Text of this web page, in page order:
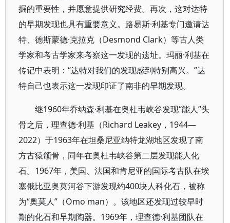
掘的重要性，并愿意提供研究经费。再次，这对达特
的早期发现也具有重要意义。路易斯·利基专门邀请达
特、德斯蒙德·克拉克（Desmond Clark）等古人类
学家和考古学家来考察这一发现的遗址。玛丽·利基在
传记中表明：“达特对我们的发现感到特别高兴。”达
特自己也表示这一发现印证了南非的早期发现。
继1960年乔纳森·利基在奥杜韦峡谷发现“能人”头
骨之后，理查德·利基（Richard Leakey，1944—
2022）于1963年在坦桑尼亚纳特龙湖地区发现了南
方古猿颌骨，同年在奥杜韦峡谷第二层发现能人化
石。1967年，美国、法国和肯尼亚的国际考古队在埃
塞俄比亚奥莫河谷下游发现约400块人科化石，被称
为“奥莫人”（Omo man）。该地区还发现过较早时
期的化石和早期陶器。1969年，理查德·利基团队在